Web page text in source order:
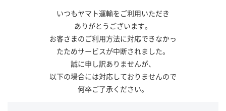
いつもヤマト運輸をご利用いただき
ありがとうございます。
お客さまのご利用方法に対応できなかっ
たためサービスが中断されました。
誠に申し訳ありませんが、
以下の場合には対応しておりませんので
何卒ご了承ください。